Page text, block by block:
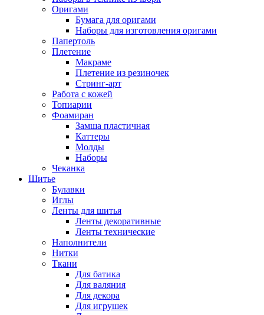
Оригами
Бумага для оригами
Наборы для изготовления оригами
Папертоль
Плетение
Макраме
Плетение из резиночек
Стринг-арт
Работа с кожей
Топиарии
Фоамиран
Замша пластичная
Каттеры
Молды
Наборы
Чеканка
Шитье
Булавки
Иглы
Ленты для шитья
Ленты декоративные
Ленты технические
Наполнители
Нитки
Ткани
Для батика
Для валяния
Для декора
Для игрушек